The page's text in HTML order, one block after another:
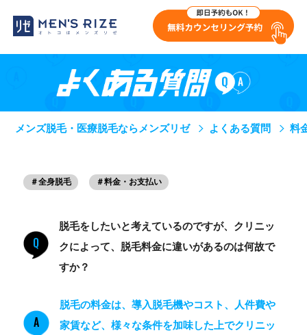
メンズ脱毛・医療脱毛ならメンズリゼ よくある質問 料
＃全身脱毛 ＃料金・お支払い
Q
脱毛をしたいと考えているのですが、クリニッ
クによって、脱毛料金に違いがあるのは何故で
すか？
A
脱毛の料金は、導入脱毛機やコスト、人件費や
家賃など、様々な条件を加味した上でクリニッ